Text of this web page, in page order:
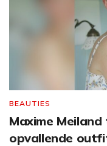
BEAUTIES
Maxime
opvallende